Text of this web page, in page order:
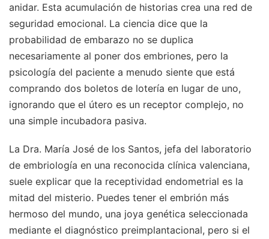
anidar. Esta acumulación de historias crea una red de
seguridad emocional. La ciencia dice que la
probabilidad de embarazo no se duplica
necesariamente al poner dos embriones, pero la
psicología del paciente a menudo siente que está
comprando dos boletos de lotería en lugar de uno,
ignorando que el útero es un receptor complejo, no
una simple incubadora pasiva.
La Dra. María José de los Santos, jefa del laboratorio
de embriología en una reconocida clínica valenciana,
suele explicar que la receptividad endometrial es la
mitad del misterio. Puedes tener el embrión más
hermoso del mundo, una joya genética seleccionada
mediante el diagnóstico preimplantacional, pero si el